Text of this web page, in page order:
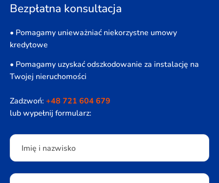
Bezpłatna konsultacja
• Pomagamy unieważniać niekorzystne umowy
kredytowe
• Pomagamy uzyskać odszkodowanie za instalację na
Twojej nieruchomości
Zadzwoń: +48 721 604 679
lub wypełnij formularz:
Please leave this field empty.
Imię i nazwisko